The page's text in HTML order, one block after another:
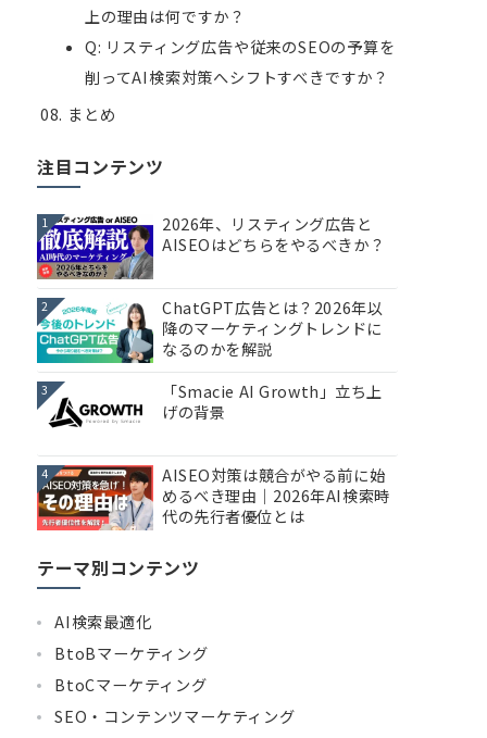
上の理由は何ですか？
Q: リスティング広告や従来のSEOの予算を
削ってAI検索対策へシフトすべきですか？
まとめ
注目コンテンツ
1
2026年、リスティング広告と
AISEOはどちらをやるべきか？
2
ChatGPT広告とは？2026年以
降のマーケティングトレンドに
なるのかを解説
3
「Smacie AI Growth」立ち上
げの背景
4
AISEO対策は競合がやる前に始
めるべき理由｜2026年AI検索時
代の先行者優位とは
テーマ別コンテンツ
AI検索最適化
BtoBマーケティング
BtoCマーケティング
SEO・コンテンツマーケティング